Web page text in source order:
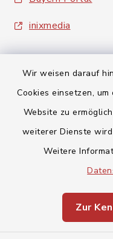
Wir weisen darauf
Cookies einsetzen,
Website zu
weiterer Dienste
Weitere
Zur
inixmedia